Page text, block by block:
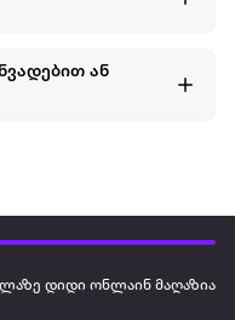
ან
დიდი ონლაინ მაღაზია